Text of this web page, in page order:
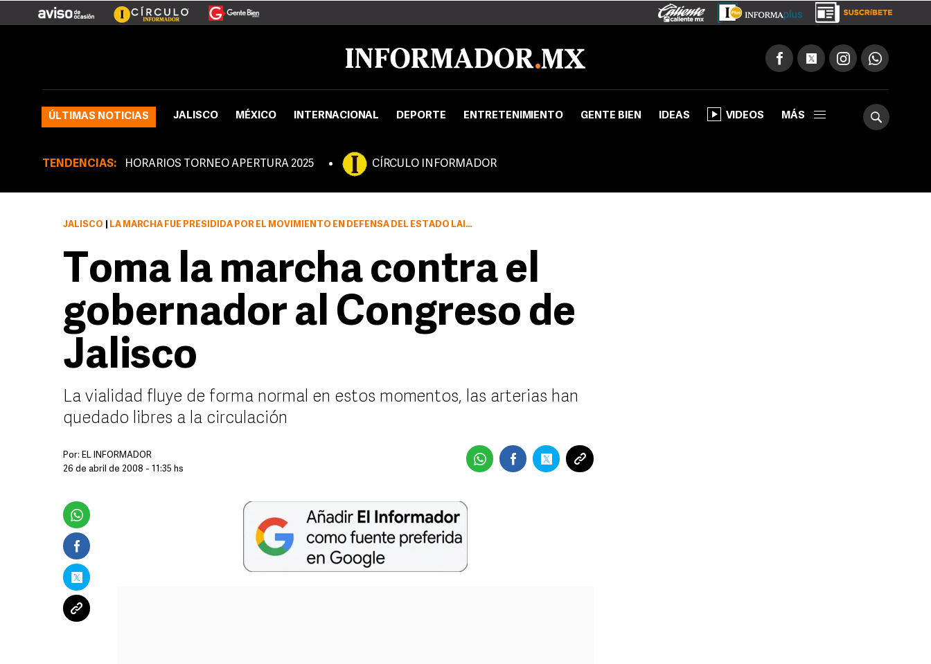
ÚLTIMAS NOTICIAS JALISCO MÉXICO INTERNACIONAL DEPORTE ENTRETENIMIENTO GENTE BIEN IDEAS VIDEOS MÁS
TENDENCIAS: HORARIOS TORNEO APERTURA 2025 CÍRCULO INFORMADOR
JALISCO LA MARCHA FUE PRESIDIDA POR EL MOVIMIENTO EN DEFENSA DEL ESTADO LAICO, QUIENES LE DEVOLVIERON LOS INSULTOS AL GOBERNADOR
Toma la marcha contra el
gobernador al Congreso de
Jalisco
La vialidad fluye de forma normal en estos momentos, las arterias han
quedado libres a la circulación
Por: EL INFORMADOR
26 de abril de 2008 - 11:35 hs